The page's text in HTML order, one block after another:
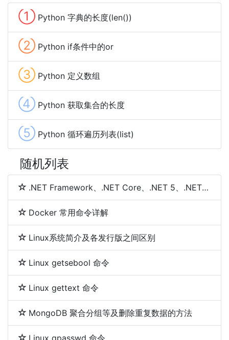
① Python 字典的长度(len())
② Python if条件中的or
③ Python 定义数组
④ Python 获取集合的长度
⑤ Python 循环遍历列表(list)
随机列表
.NET Framework、.NET Core、.NET 5、.NET 6和.NET 7 简介及区别
Docker 常用命令详解
Linux系统简介及各发行版之间区别
Linux getsebool 命令
Linux gettext 命令
MongoDB 聚合分组等及删除重复数据的方法